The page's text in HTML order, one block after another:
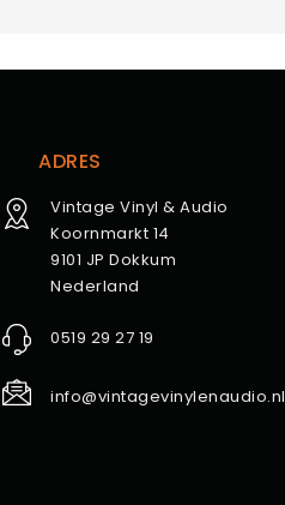
ADRES
Vintage Vinyl & Audio
Koornmarkt 14
9101 JP Dokkum
Nederland
0519 29 27 19
info@vintagevinylenaudio.nl